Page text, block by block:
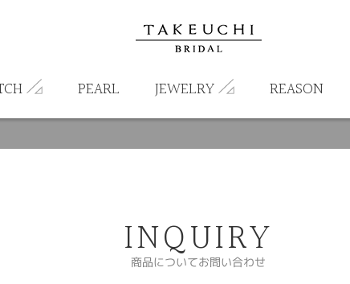
PEARL JEWELRY REASON
INQUIRY
商品についてお問い合わせ